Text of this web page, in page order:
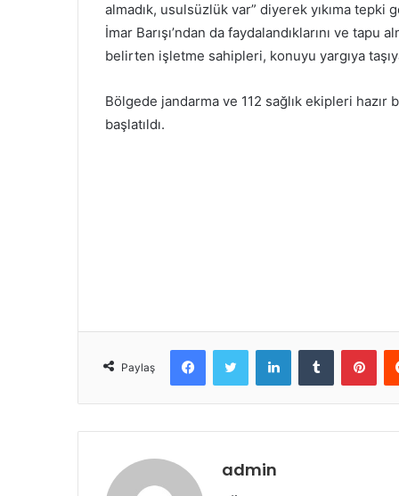
almadık, usulsüzlük var” diyerek yıkıma tepki
İmar Barışı’ndan da faydalandıklarını ve tapu
belirten işletme sahipleri, konuyu yargıya
Bölgede jandarma ve 112 sağlık ekipleri hazır
başlatıldı.
Paylaş
FacebookTwitter LinkedInTumblr
admin